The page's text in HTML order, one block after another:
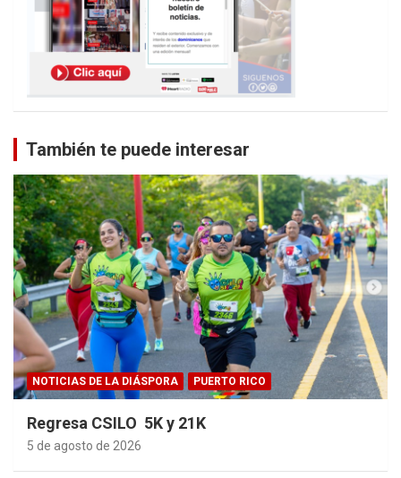
También te puede interesar
NOTICIAS DE LA DIÁSPORA PUERTO RICO
Regresa CSILO 5K y 21K
5 de agosto de 2026